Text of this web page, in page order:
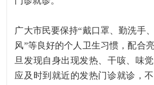
广大市民要保持“戴口罩、勤洗手
风”等良好的个人卫生习惯，配合
旦发现自身出现发热、干咳、味觉
应及时到就近的发热门诊就诊，